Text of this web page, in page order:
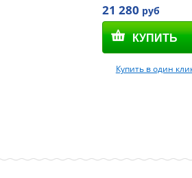
21 280 руб
Купить в один